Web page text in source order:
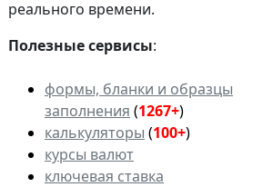
реального времени.
Полезные сервисы:
формы, бланки и образцы
заполнения (1267+)
калькуляторы (100+)
курсы валют
ключевая ставка